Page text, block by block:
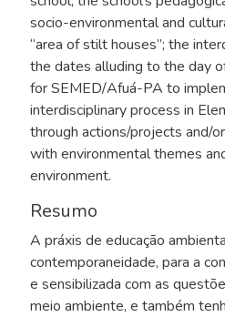
socio-environmental and
“area of stilt houses”; the
the dates alluding to the day
for SEMED/Afuá-PA to
interdisciplinary process in
through actions/projects and/
with environmental themes
environment.
Resumo
A práxis de educação
contemporaneidade, para a
e sensibilizada com as
meio ambiente, e também